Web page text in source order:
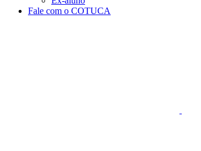
Fale com o COTUCA